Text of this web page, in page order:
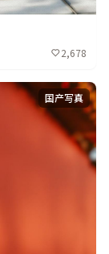
2,678
国产写真